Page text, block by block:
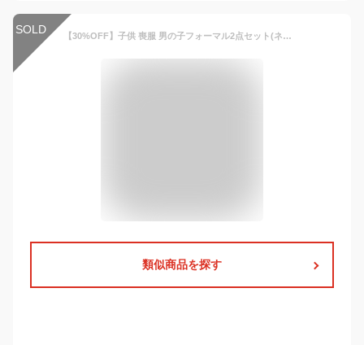
SOLD 【30%OFF】子供 喪服 男の子フォーマル2点セット(ネクタイ付き長袖シャツ/ハーフパンツ) 1473-5400-5600-set CHOPIN deux/ショパンドゥ[ジュニア 結婚式 発表会 合唱コンクール 中学校 受験 礼服 葬式 冠婚葬祭 無地 黒 ブラック]
類似商品を探す